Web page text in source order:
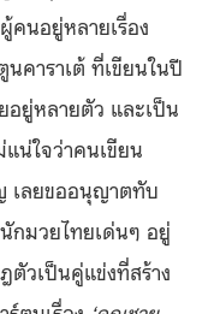
คนอยู่หลายเรื่อง
คาราเต้ ที่เขียนในปี
อยู่หลายตัว และเป็น
น่ใจว่าคนเขียน
เลยขออนุญาตทับ
มวยไทยเด่นๆ อยู่
วเป็นคู่แข่งที่สร้าง